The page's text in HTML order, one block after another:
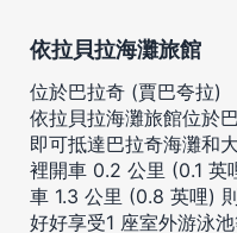
依拉貝拉海灘旅館
位於巴拉奇 (賈巴夸拉)
依拉貝拉海灘旅館位於
即可抵達巴拉奇海灘和
裡開車 0.2 公里 (0.1 英
車 1.3 公里 (0.8 英哩)
好好享受1 座室外游泳